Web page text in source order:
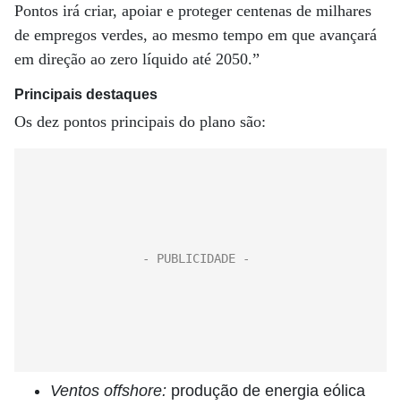
Pontos irá criar, apoiar e proteger centenas de milhares
de empregos verdes, ao mesmo tempo em que avançará
em direção ao zero líquido até 2050.”
Principais destaques
Os dez pontos principais do plano são:
Ventos offshore: produção de energia eólica